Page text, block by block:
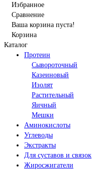
Избранное
Сравнение
Ваша корзина пуста!
Корзина
Каталог
Протеин
Сывороточный
Казеиновый
Изолят
Растительный
Яичный
Мешки
Аминокислоты
Углеводы
Экстракты
Для суставов и связок
Жиросжигатели